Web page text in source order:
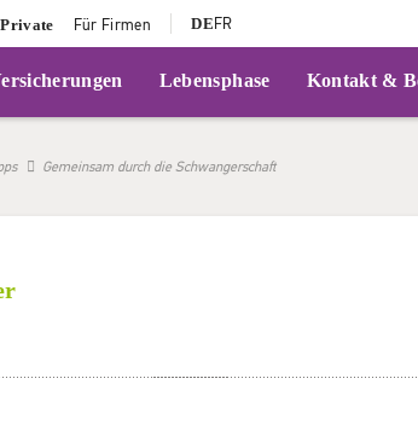
Für Firmen DE FR
Lebensphase Kontakt &
Gemeinsam durch die Schwangerschaft